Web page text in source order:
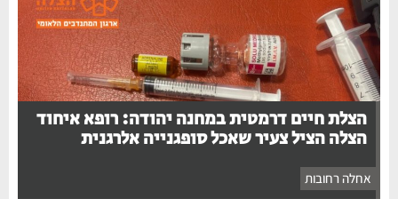
הצלת חיים דרמטית במחנה יהודה: רופא איחוד
הצלה הציל צעיר שאכל סופגנייה אלרגנית
אחלה רחובות